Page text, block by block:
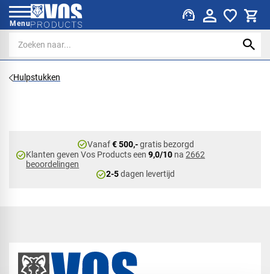
Menu support_agent
Hulpstukken
check_circleVanaf€ 500,-gratis bezorgd
check_circleKlanten geven Vos Products een9,0/10 na2662
beoordelingen
check_circle2-5dagen levertijd